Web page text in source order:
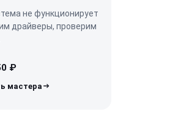
не функционирует
драйверы, проверим
₽